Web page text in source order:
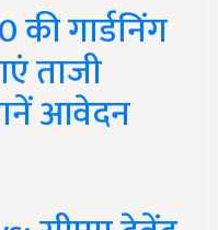
की गार्डनिंग
ताजी
आवेदन